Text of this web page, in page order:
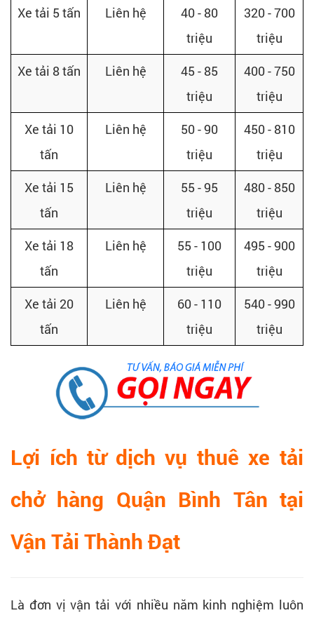
Xe tải 5 tấn
Liên hệ
40 - 80
triệu
320 - 700
triệu
Xe tải 8 tấn
Liên hệ
45 - 85
triệu
400 - 750
triệu
Xe tải 10
tấn
Liên hệ
50 - 90
triệu
450 - 810
triệu
Xe tải 15
tấn
Liên hệ
55 - 95
triệu
480 - 850
triệu
Xe tải 18
tấn
Liên hệ
55 - 100
triệu
495 - 900
triệu
Xe tải 20
tấn
Liên hệ
60 - 110
triệu
540 - 990
triệu
Lợi ích từ dịch vụ thuê xe tải
chở hàng Quận Bình Tân tại
Vận Tải Thành Đạt
Là đơn vị vận tải với nhiều năm kinh nghiệm luôn